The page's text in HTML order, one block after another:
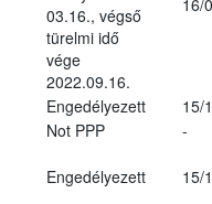
03.16., végső
türelmi idő
vége
2022.09.16.
16/
Engedélyezett
15/
Not PPP
-
Engedélyezett 15/